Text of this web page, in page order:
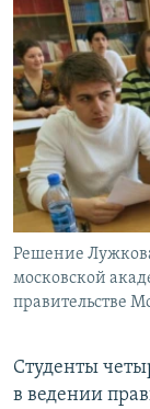
поиску
СЕВЕР.РЕАЛИИ
РАСПИСАНИЕ
СОЦИАЛЬНЫЕ СЕТИ
Решение Лужкова
московской
правительстве
Студенты
в ведении